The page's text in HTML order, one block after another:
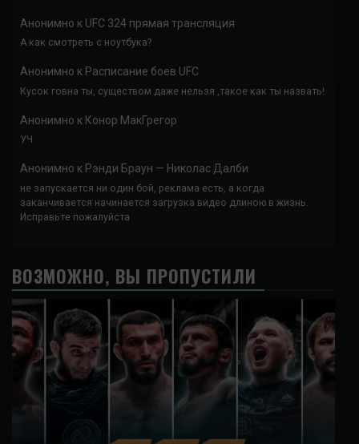
Анонимно к UFC 324 прямая трансляция
А как смотреть с ноутбука?
Анонимно к Расписание боев UFC
Кусок говна ты, существом даже нельзя ,такое как ты назвать!
Анонимно к Конор МакГрегор
УЧ
Анонимно к Рэнди Браун — Николас Далби
не запускается ни один бой, реклама есть, а когда
заканчивается начинается загрузка видео длиною в жизнь.
Исправьте пожалуйста
ВОЗМОЖНО, ВЫ ПРОПУСТИЛИ